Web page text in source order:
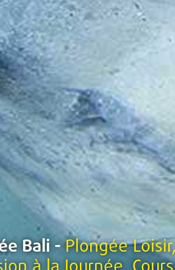
Bali -Plongée